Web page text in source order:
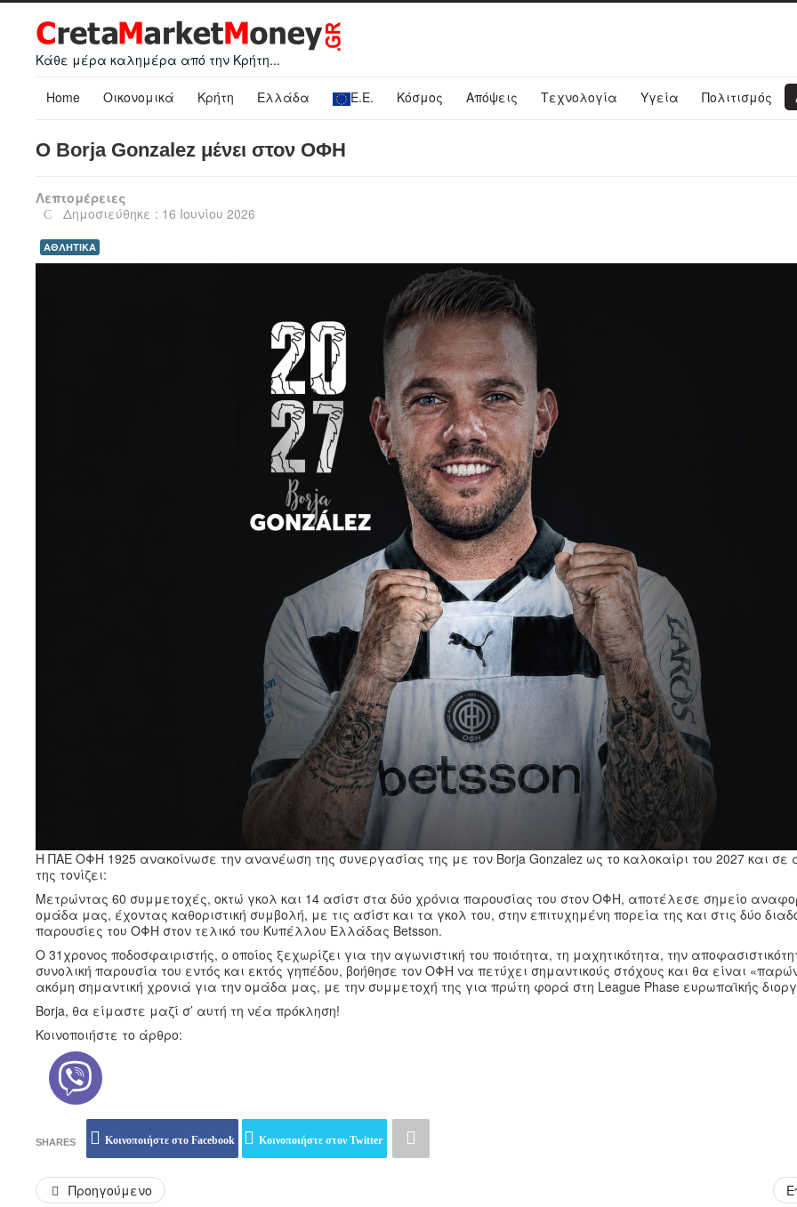
Κάθε μέρα καλημέρα από την Κρήτη...
Home Οικονομικά Κρήτη Ελλάδα Ε.Ε. Κόσμος Απόψεις Τεχνολογία Υγεία Πολιτισμός
Ο Borja Gonzalez μένει στον ΟΦΗ
Λεπτομέρειες
Δημοσιεύθηκε : 16 Ιουνίου 2026
ΑΘΛΗΤΙΚΑ
Η ΠΑΕ ΟΦΗ 1925 ανακοίνωσε την ανανέωση της συνεργασίας της με τον Borja Gonzalez ως το καλοκαίρι του 2027 και σε
της τονίζει:
Μετρώντας 60 συμμετοχές, οκτώ γκολ και 14 ασίστ στα δύο χρόνια παρουσίας του στον ΟΦΗ, αποτέλεσε σημείο
ομάδα μας, έχοντας καθοριστική συμβολή, με τις ασίστ και τα γκολ του, στην επιτυχημένη πορεία της και στις δύο
παρουσίες του ΟΦΗ στον τελικό του Κυπέλλου Ελλάδας Betsson.
Ο 31χρονος ποδοσφαιριστής, ο οποίος ξεχωρίζει για την αγωνιστική του ποιότητα, τη μαχητικότητα, την
συνολική παρουσία του εντός και εκτός γηπέδου, βοήθησε τον ΟΦΗ να πετύχει σημαντικούς στόχους και θα είναι
ακόμη σημαντική χρονιά για την ομάδα μας, με την συμμετοχή της για πρώτη φορά στη League Phase ευρωπαϊκής
Borja, θα είμαστε μαζί σ’ αυτή τη νέα πρόκληση!
Κοινοποιήστε το άρθρο:
SHARES Κοινοποιήστε στο Facebook Κοινοποιήστε στον Twitter
Προηγούμενο